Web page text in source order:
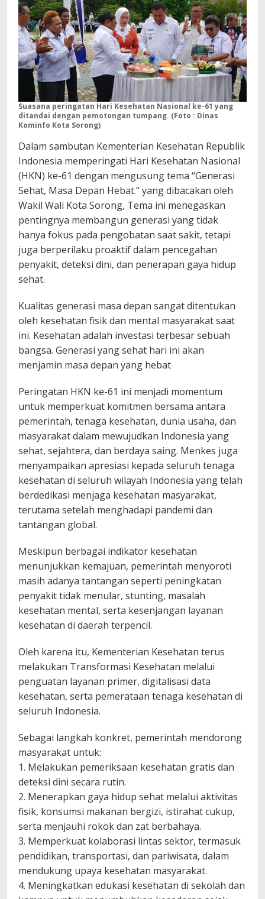
Suasana peringatan Hari Kesehatan Nasional ke-61 yang
ditandai dengan pemotongan tumpang. (Foto : Dinas
Kominfo Kota Sorong)
Dalam sambutan Kementerian Kesehatan Republik
Indonesia memperingati Hari Kesehatan Nasional
(HKN) ke-61 dengan mengusung tema “Generasi
Sehat, Masa Depan Hebat.” yang dibacakan oleh
Wakil Wali Kota Sorong, Tema ini menegaskan
pentingnya membangun generasi yang tidak
hanya fokus pada pengobatan saat sakit, tetapi
juga berperilaku proaktif dalam pencegahan
penyakit, deteksi dini, dan penerapan gaya hidup
sehat.
Kualitas generasi masa depan sangat ditentukan
oleh kesehatan fisik dan mental masyarakat saat
ini. Kesehatan adalah investasi terbesar sebuah
bangsa. Generasi yang sehat hari ini akan
menjamin masa depan yang hebat
Peringatan HKN ke-61 ini menjadi momentum
untuk memperkuat komitmen bersama antara
pemerintah, tenaga kesehatan, dunia usaha, dan
masyarakat dalam mewujudkan Indonesia yang
sehat, sejahtera, dan berdaya saing. Menkes juga
menyampaikan apresiasi kepada seluruh tenaga
kesehatan di seluruh wilayah Indonesia yang telah
berdedikasi menjaga kesehatan masyarakat,
terutama setelah menghadapi pandemi dan
tantangan global.
Meskipun berbagai indikator kesehatan
menunjukkan kemajuan, pemerintah menyoroti
masih adanya tantangan seperti peningkatan
penyakit tidak menular, stunting, masalah
kesehatan mental, serta kesenjangan layanan
kesehatan di daerah terpencil.
Oleh karena itu, Kementerian Kesehatan terus
melakukan Transformasi Kesehatan melalui
penguatan layanan primer, digitalisasi data
kesehatan, serta pemerataan tenaga kesehatan di
seluruh Indonesia.
Sebagai langkah konkret, pemerintah mendorong
masyarakat untuk:
1. Melakukan pemeriksaan kesehatan gratis dan
deteksi dini secara rutin.
2. Menerapkan gaya hidup sehat melalui aktivitas
fisik, konsumsi makanan bergizi, istirahat cukup,
serta menjauhi rokok dan zat berbahaya.
3. Memperkuat kolaborasi lintas sektor, termasuk
pendidikan, transportasi, dan pariwisata, dalam
mendukung upaya kesehatan masyarakat.
4. Meningkatkan edukasi kesehatan di sekolah dan